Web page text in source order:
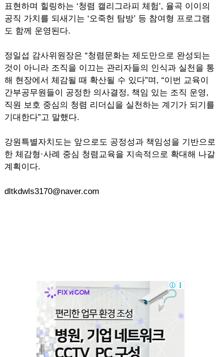
표현하며 힐링하는 ‘청렴 캘리그라피 체험’, 율곡 이이의
공직 가치를 되새기는 ‘오죽헌 탐방’ 등 참여형 프로그램
도 함께 운영된다.
정일섭 감사위원장은 “청렴문화는 제도만으로 완성되는
것이 아니라 조직을 이끄는 관리자들의 인식과 실천을 통
해 현장에서 체감될 때 확산될 수 있다”며, “이번 교육이
간부공무원들이 공정한 의사결정, 책임 있는 조직 운영,
직원 보호 중심의 청렴 리더십을 실천하는 계기가 되기를
기대한다”고 말했다.
강원특별자치도는 앞으로도 공정성과 책임성을 기반으로
한 체감형·사례 중심 청렴교육을 지속적으로 확대해 나갈
계획이다.
dltkdwls3170@naver.com